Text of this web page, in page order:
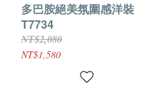
多巴胺絕美氛圍感洋裝
T7734
NT$2,080
NT$1,580